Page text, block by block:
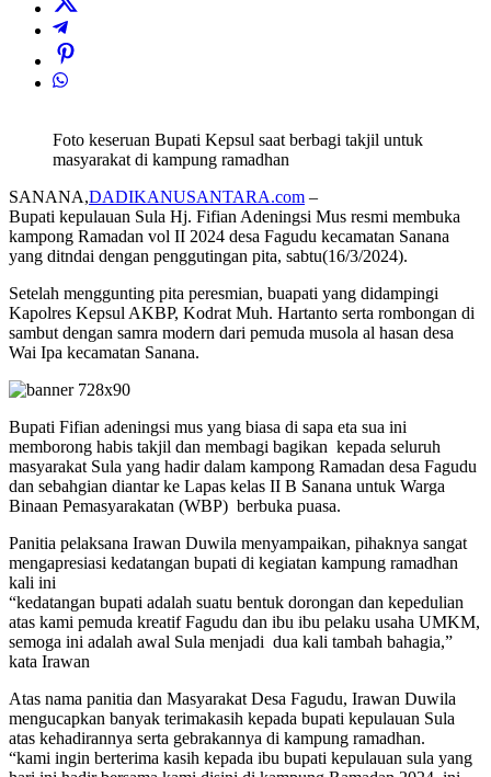
Foto keseruan Bupati Kepsul saat berbagi takjil untuk
masyarakat di kampung ramadhan
SANANA,DADIKANUSANTARA.com –
Bupati kepulauan Sula Hj. Fifian Adeningsi Mus resmi membuka
kampong Ramadan vol II 2024 desa Fagudu kecamatan Sanana
yang ditndai dengan penggutingan pita, sabtu(16/3/2024).
Setelah menggunting pita peresmian, buapati yang didampingi
Kapolres Kepsul AKBP, Kodrat Muh. Hartanto serta rombongan di
sambut dengan samra modern dari pemuda musola al hasan desa
Wai Ipa kecamatan Sanana.
Bupati Fifian adeningsi mus yang biasa di sapa eta sua ini
memborong habis takjil dan membagi bagikan kepada seluruh
masyarakat Sula yang hadir dalam kampong Ramadan desa Fagudu
dan sebahgian diantar ke Lapas kelas II B Sanana untuk Warga
Binaan Pemasyarakatan (WBP) berbuka puasa.
Panitia pelaksana Irawan Duwila menyampaikan, pihaknya sangat
mengapresiasi kedatangan bupati di kegiatan kampung ramadhan
kali ini
“kedatangan bupati adalah suatu bentuk dorongan dan kepedulian
atas kami pemuda kreatif Fagudu dan ibu ibu pelaku usaha UMKM,
semoga ini adalah awal Sula menjadi dua kali tambah bahagia,”
kata Irawan
Atas nama panitia dan Masyarakat Desa Fagudu, Irawan Duwila
mengucapkan banyak terimakasih kepada bupati kepulauan Sula
atas kehadirannya serta gebrakannya di kampung ramadhan.
“kami ingin berterima kasih kepada ibu bupati kepulauan sula yang